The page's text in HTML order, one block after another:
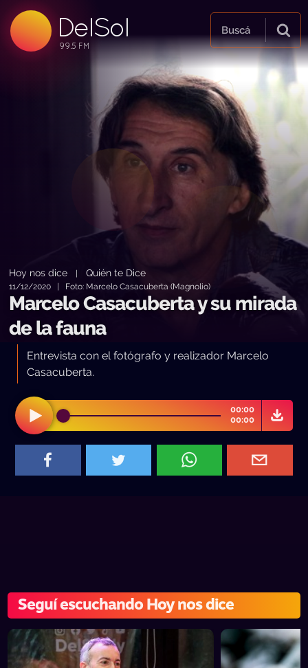
DelSol
99.5 FM
99.5 FM
99.5 FM
Buscá
Hoy nos dice |Quién te Dice
11/12/2020 | Foto: Marcelo Casacuberta (Magnolio)
Marcelo Casacuberta y su mirada
de la fauna
Entrevista con el fotógrafo y realizador Marcelo
Casacuberta.
00:00
00:00
Seguí escuchando Hoy nos dice